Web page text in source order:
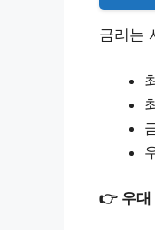
금리는
👉 우대